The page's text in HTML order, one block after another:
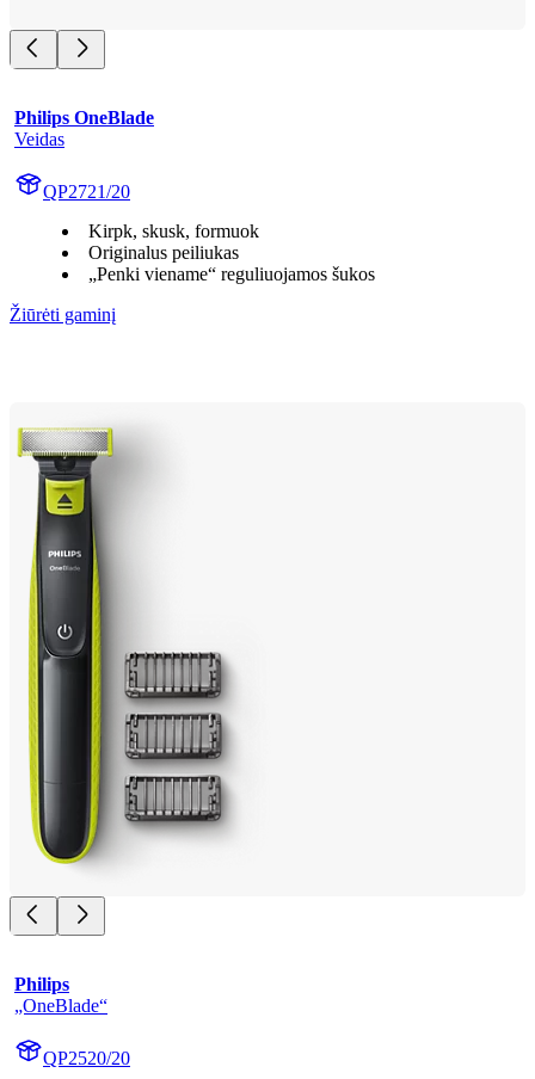
Philips OneBlade
Veidas
QP2721/20
Kirpk, skusk, formuok
Originalus peiliukas
„Penki viename“ reguliuojamos šukos
Žiūrėti gaminį
Philips
„OneBlade“
QP2520/20